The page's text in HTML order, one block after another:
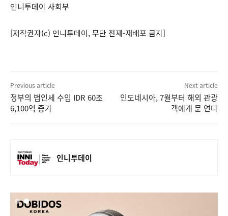
인니투데이 사회부
[저작권자(c) 인니투데이, 무단 전재-재배포 금지]
Previous article
정부의 법인세 수입 IDR 60조
6,100억 증가
Next article
인도네시아, 7월부터 해외 관광
객에게 문 연다
인니투데이